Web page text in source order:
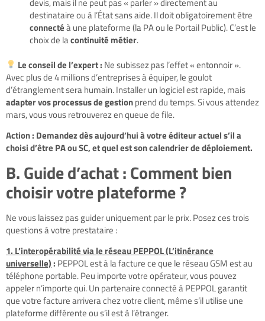
destinataire ou à l’État sans aide. Il doit obligatoirement être
connectéà une plateforme (la PA ou le Portail Public). C’est le
choix de lacontinuité métier.
Le conseil de l’expert : Ne subissez pas l’effet « entonnoir ».
Avec plus de 4 millions d’entreprises à équiper, le goulot
d’étranglement sera humain. Installer un logiciel est rapide, mais
adapter vos processus de gestionprend du temps. Si vous attendez
mars, vous vous retrouverez en queue de file.
Action : Demandez dès aujourd’hui à votre éditeur actuel s’il a
choisi d’être PA ou SC, et quel est son calendrier de déploiement.
B. Guide d’achat : Comment bien
choisir votre plateforme ?
Ne vous laissez pas guider uniquement par le prix. Posez ces trois
questions à votre prestataire :
1. L’interopérabilité via le réseau PEPPOL (L’itinérance
universelle): PEPPOL est à la facture ce que le réseau GSM est au
téléphone portable. Peu importe votre opérateur, vous pouvez
appeler n’importe qui. Un partenaire connecté à PEPPOL garantit
que votre facture arrivera chez votre client, même s’il utilise une
plateforme différente ou s’il est à l’étranger.